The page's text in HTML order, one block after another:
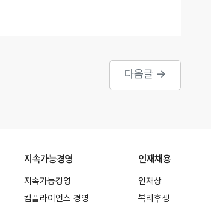
다음글 →
지속가능경영
지속가능경영
컴플라이언스 경영
인재채용
인재상
복리후생